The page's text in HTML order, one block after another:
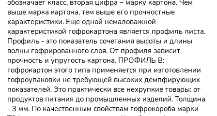
обозначает класс, вторая цифра – марку картона. Чем
выше марка картона, тем выше его прочностные
характеристики. Еще одной немаловажной
характеристикой гофрокартона является профиль листа.
Профиль - это показатель сочетания высоты и длины
волны гофрированного слоя. От профиля зависит
прочность и упругость картона. ПРОФИЛЬ В:
гофрокартон этого типа применяется при изготовлении
гофроупаковки не требующей высоких демпфирующих
показателей. Это практически все нехрупкие товары: от
продуктов питания до промышленных изделий. Толщина
- 3 мм. По качественным свойствам гофрокороба марки